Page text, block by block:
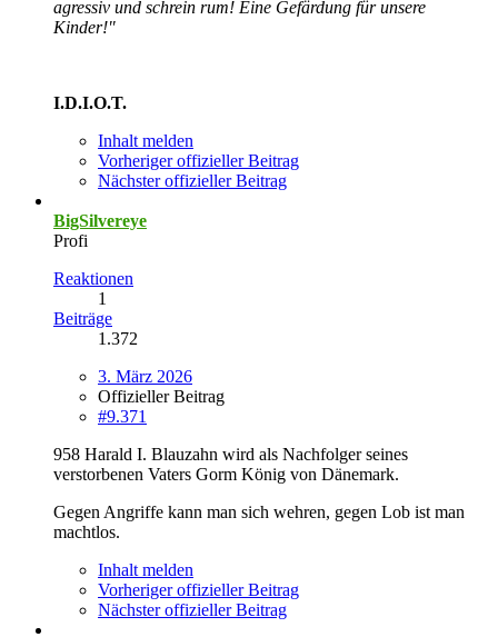
agressiv und schrein rum! Eine Gefärdung für unsere
Kinder!"
I.D.I.O.T.
Inhalt melden
Vorheriger offizieller Beitrag
Nächster offizieller Beitrag
BigSilvereye
Profi
Reaktionen
1
Beiträge
1.372
3. März 2026
Offizieller Beitrag
#9.371
958 Harald I. Blauzahn wird als Nachfolger seines
verstorbenen Vaters Gorm König von Dänemark.
Gegen Angriffe kann man sich wehren, gegen Lob ist man
machtlos.
Inhalt melden
Vorheriger offizieller Beitrag
Nächster offizieller Beitrag